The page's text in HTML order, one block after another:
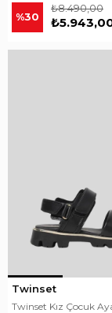
%30
₺8.490,00
Twinset
Twinset Kız Çocuk